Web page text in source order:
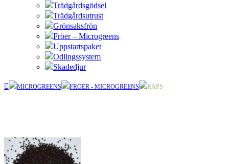
Trädgårdsgödsel
Trädgårdsutrust
Grönsaksfrön
Fröer – Microgreens
Uppstartspaket
Odlingssystem
Skadedjur
MICROGREENS FRÖER - MICROGREENS RAPS